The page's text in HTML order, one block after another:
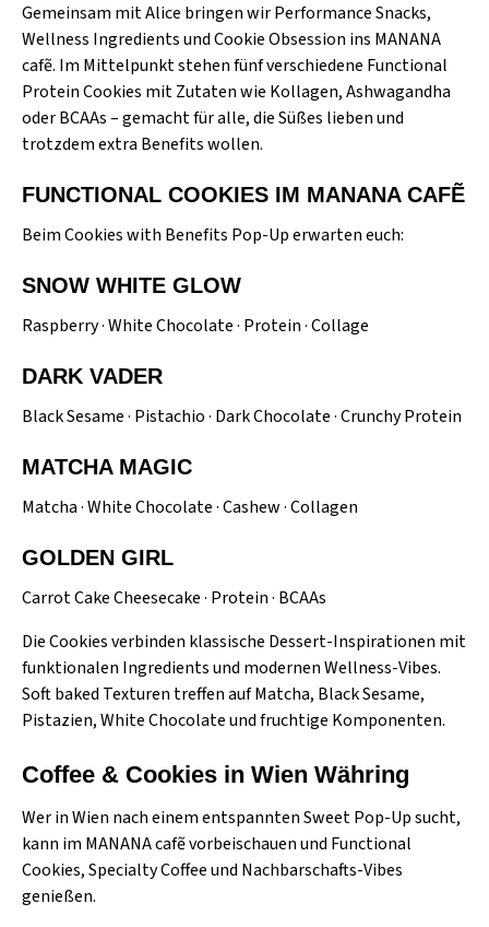
Gemeinsam mit Alice bringen wir Performance Snacks,
Wellness Ingredients und Cookie Obsession ins MANANA
cafẽ. Im Mittelpunkt stehen fünf verschiedene Functional
Protein Cookies mit Zutaten wie Kollagen, Ashwagandha
oder BCAAs – gemacht für alle, die Süßes lieben und
trotzdem extra Benefits wollen.
FUNCTIONAL COOKIES IM MANANA CAFẼ
Beim Cookies with Benefits Pop-Up erwarten euch:
SNOW WHITE GLOW
Raspberry · White Chocolate · Protein · Collage
DARK VADER
Black Sesame · Pistachio · Dark Chocolate · Crunchy Protein
MATCHA MAGIC
Matcha · White Chocolate · Cashew · Collagen
GOLDEN GIRL
Carrot Cake Cheesecake · Protein · BCAAs
Die Cookies verbinden klassische Dessert-Inspirationen mit
funktionalen Ingredients und modernen Wellness-Vibes.
Soft baked Texturen treffen auf Matcha, Black Sesame,
Pistazien, White Chocolate und fruchtige Komponenten.
Coffee & Cookies in Wien Währing
Wer in Wien nach einem entspannten Sweet Pop-Up sucht,
kann im MANANA cafẽ vorbeischauen und Functional
Cookies, Specialty Coffee und Nachbarschafts-Vibes
genießen.